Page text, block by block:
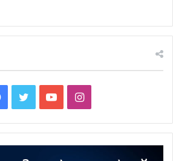
FacebookTwitterYouTubeInstagram